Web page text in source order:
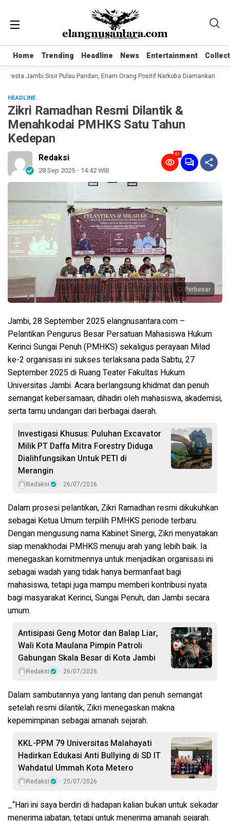
Home Trending Headline News Entertainment
Home Trending Headline News Entertainment
Jambi Sisir Pulau Pandan, Enam Orang Positif Narkoba Diamankan
HEADLINE
Zikri Ramadhan Resmi Dilantik &
Menahkodai PMHKS Satu Tahun
Kedepan
Redaksi
28 Sep 2025 - 14:42 WIB
81
Perbesar
Jambi, 28 September 2025 elangnusantara.com –
Pelantikan Pengurus Besar Persatuan Mahasiswa Hukum
Kerinci Sungai Penuh (PMHKS) sekaligus perayaan Milad
ke-2 organisasi ini sukses terlaksana pada Sabtu, 27
September 2025 di Ruang Teater Fakultas Hukum
Universitas Jambi. Acara berlangsung khidmat dan penuh
semangat kebersamaan, dihadiri oleh mahasiswa, akademisi,
serta tamu undangan dari berbagai daerah.
Investigasi Khusus: Puluhan Excavator
Milik PT Daffa Mitra Forestry Diduga
Dialihfungsikan Untuk PETI di
Merangin
Redaksi 26/07/2026
Dalam prosesi pelantikan, Zikri Ramadhan resmi dikukuhkan
sebagai Ketua Umum terpilih PMHKS periode terbaru.
Dengan mengusung nama Kabinet Sinergi, Zikri menyatakan
siap menakhodai PMHKS menuju arah yang lebih baik. Ia
menegaskan komitmennya untuk menjadikan organisasi ini
sebagai wadah yang tidak hanya bermanfaat bagi
mahasiswa, tetapi juga mampu memberi kontribusi nyata
bagi masyarakat Kerinci, Sungai Penuh, dan Jambi secara
umum.
Antisipasi Geng Motor dan Balap Liar,
Wali Kota Maulana Pimpin Patroli
Gabungan Skala Besar di Kota Jambi
Redaksi 26/07/2026
Dalam sambutannya yang lantang dan penuh semangat
setelah resmi dilantik, Zikri menegaskan makna
kepemimpinan sebagai amanah sejarah.
KKL-PPM 79 Universitas Malahayati
Hadirkan Edukasi Anti Bullying di SD IT
Wahdatul Ummah Kota Metero
Redaksi 25/07/2026
_“Hari ini saya berdiri di hadapan kalian bukan untuk sekadar
menerima jabatan, tetapi untuk menerima amanah sejarah.